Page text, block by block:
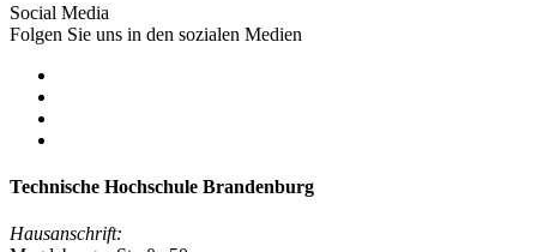
Social Media
Folgen Sie uns in den sozialen Medien
Technische Hochschule Brandenburg
Hausanschrift: